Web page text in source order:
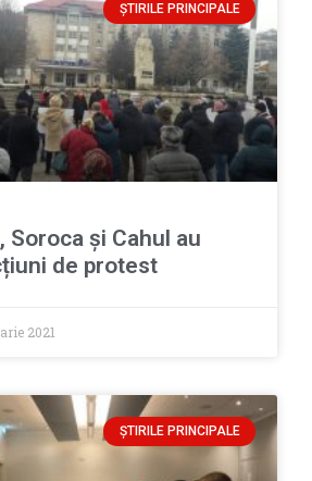
ȘTIRILE PRINCIPALE
Soroca și Cahul au
de protest
2021
ȘTIRILE PRINCIPALE